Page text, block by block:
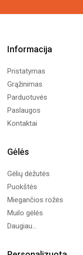
Informacija
Pristatymas
Grąžinimas
Parduotuvės
Paslaugos
Kontaktai
Gėlės
Gėlių dėžutės
Puokštės
Miegančios rožės
Muilo gėlės
Daugiau...